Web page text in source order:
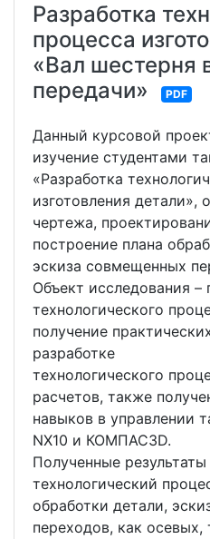
Разработка
процесса
«Вал шестерня
передачи»
PDF
Данный курсовой
изучение студентами
«Разработка
изготовления детали»,
чертежа,
построение плана
эскиза совмещенных
Объект исследования –
технологического
получение
разработке
технологического
расчетов, также
навыков в управлении
NX10 и КОМПАС3D.
Полученные
технологический
обработки детали,
переходов, как